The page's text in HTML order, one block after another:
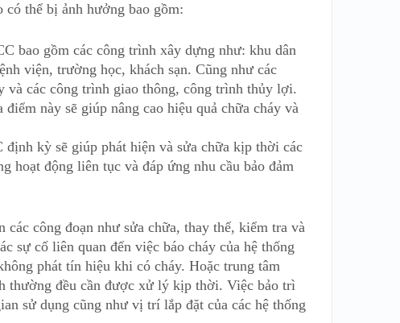
thể bị ảnh hưởng bao gồm:
bao gồm các công trình xây dựng như: khu dân
viện, trường học, khách sạn. Cũng như các
và các công trình giao thông, công trình thủy lợi.
này sẽ giúp nâng cao hiệu quả chữa cháy và
kỳ sẽ giúp phát hiện và sửa chữa kịp thời các
hoạt động liên tục và đáp ứng nhu cầu bảo đảm
công đoạn như sửa chữa, thay thế, kiểm tra và
sự cố liên quan đến việc báo cháy của hệ thống
phát tín hiệu khi có cháy. Hoặc trung tâm
thường đều cần được xử lý kịp thời. Việc bảo trì
sử dụng cũng như vị trí lắp đặt của các hệ thống